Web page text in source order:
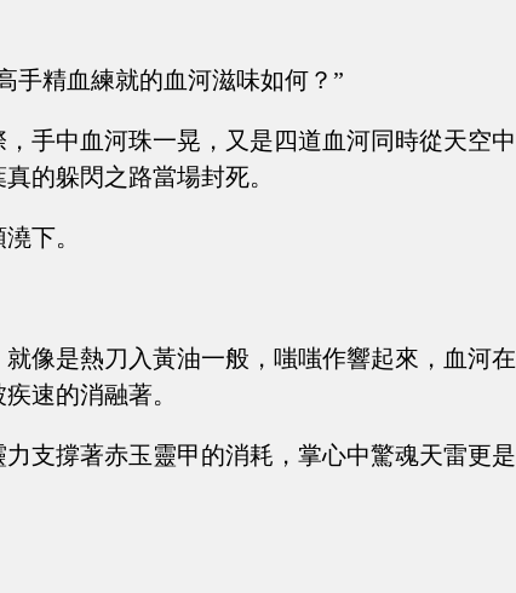
手精血練就的血河滋味如何？”
手中血河珠一晃，又是四道血河同時從天空中
的躲閃之路當場封死。
下。
像是熱刀入黃油一般，嗤嗤作響起來，血河在
速的消融著。
支撐著赤玉靈甲的消耗，掌心中驚魂天雷更是